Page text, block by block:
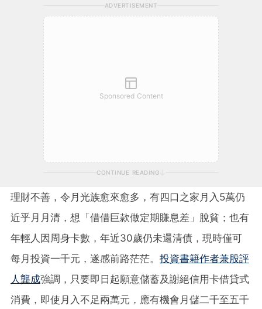
-《80後百萬富翁》、《財務自由行》、《50優質潛力股》、《股
票勝經》等，十多本財經書作者
-於網上分享投資心得，瀏覽量過百萬，為人氣博客，解答理財問
題20000條
-讀中學時已開始投資股票，逾20年投資經驗
-運用巴菲特的價值投資法買股，視買股票如買生意一樣
-過往10年的投資成績，逾過半數能獲利超過1倍以上
-淨流動資產逾數千萬
-成功獲取基本財務自由
ADVERTISEMENT
Sponsored Content
CONTINUE READING
理財不善，令月光族愈來愈多，有四口之家月入5萬仍
近乎月月清，想「借借巨款做定期賺息差」脫貧；也有
年輕人因周身卡數，年近30歲仍未還清債，現時僅可
每月投資一千元，遂感前路茫茫。 投資書籍作者兼股評
人龔成強調，只要即日起願意儲蓄及謝絕信用卡借貸式
消費，即使月入不足兩萬元，應有機會月儲二千至五千